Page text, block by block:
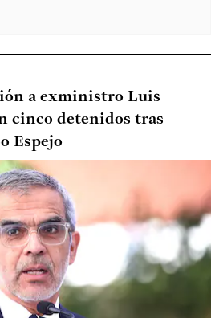
a exministro Luis
cinco detenidos tras
Espejo